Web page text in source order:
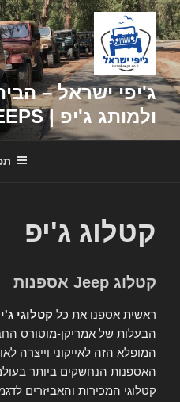
דילוג
לתוכן
ג'יפי ישראל –
ולמותג ג'יפ | ISRAEL JEEPS
קטלוג ג'יפ
קטלוג Jeep אספנות
ראשית אספנו את כל קטלוגי
הבעלות של אמריקן-מוטורס
המופלא הזה לאייקוני וייצרה
האספנות הנחשקים ביותר
קטלוגי המכירות והאביזרים